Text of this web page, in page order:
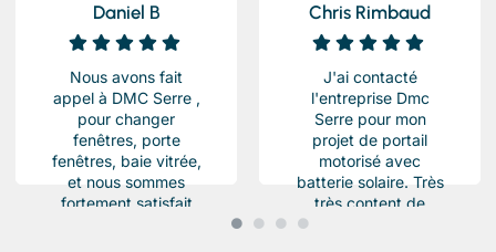
Daniel B
Nous avons fait
appel à DMC Serre ,
pour changer
fenêtres, porte
fenêtres, baie vitrée,
et nous sommes
fortement satisfait
Chris Rimbaud
J'ai contacté
l'entreprise Dmc
Serre pour mon
projet de portail
motorisé avec
batterie solaire. Très
très content de
l'équipe Beau travail